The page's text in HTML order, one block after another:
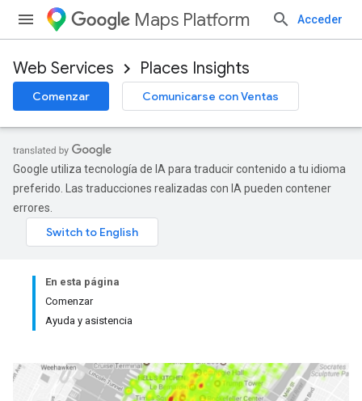
Maps Platform Acceder
Web Services Places Insights
Comenzar Comunicarse con Ventas
Google utiliza tecnología de IA para traducir contenido a tu idioma
preferido. Las traducciones realizadas con IA pueden contener
errores.
En esta página
Comenzar
Ayuda y asistencia